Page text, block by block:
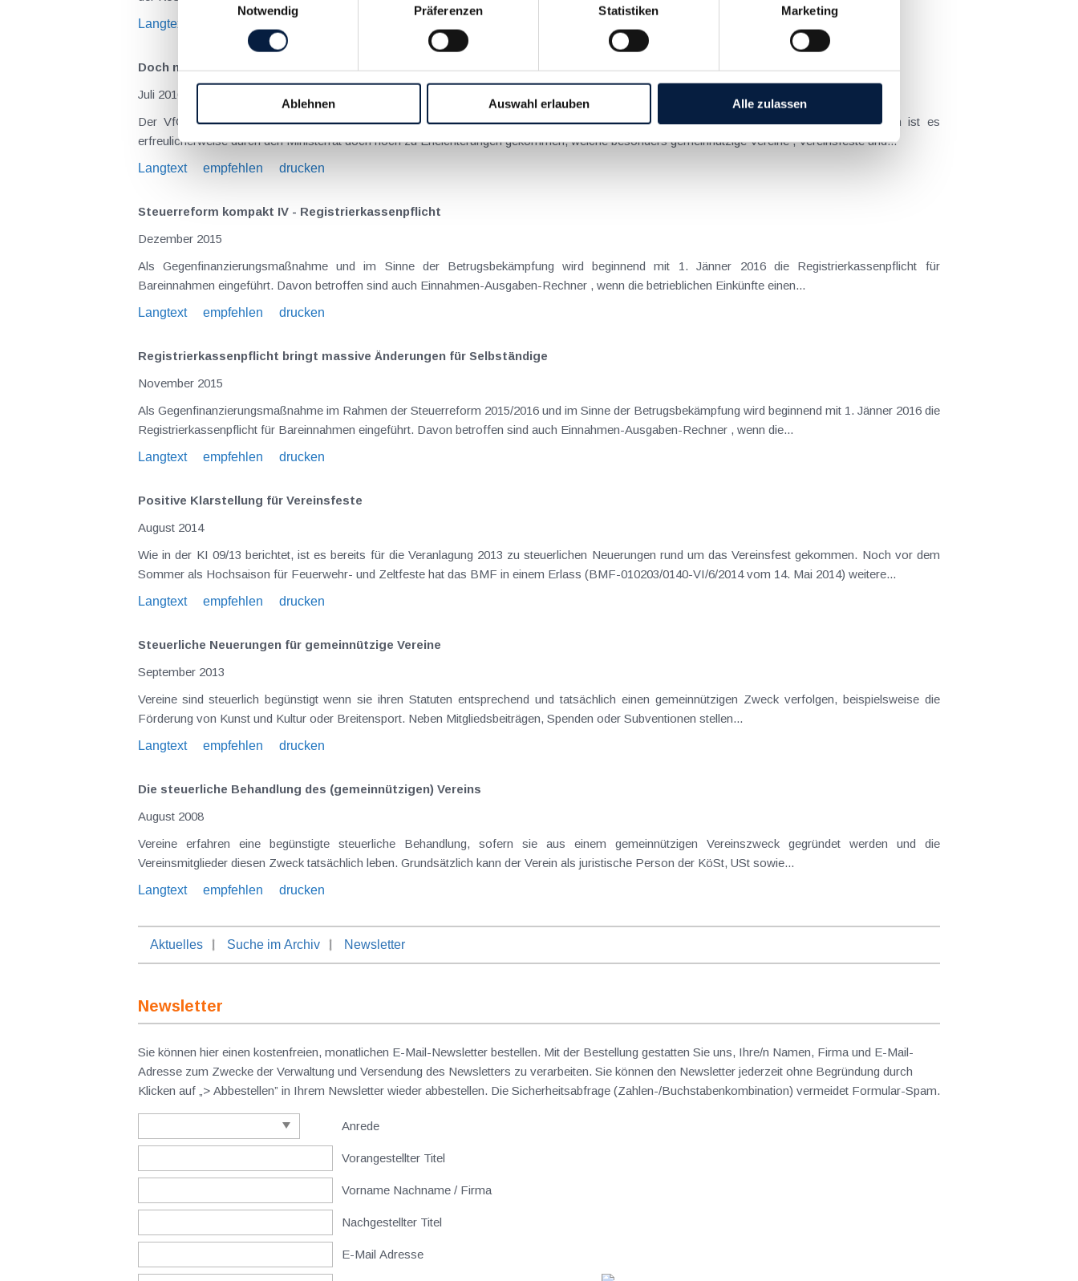
Notwendig
Präferenzen Statistiken Marketing
Ablehnen Auswahl erlauben Alle zulassen
Langtext
Doch noch Erleichterungen bei der Registrierkassenpflicht
Juli 2016
Der VfGH konnte in der durchaus umstrittenen Registrierkassenpflicht keine Verfassungswidrigkeit erkennen (siehe auch KI 04/16). Nun ist es
erfreulicherweise durch den Ministerrat doch noch zu Erleichterungen gekommen, welche besonders gemeinnützige Vereine , Vereinsfeste und...
Langtext
empfehlen drucken
Steuerreform kompakt IV - Registrierkassenpflicht
Dezember 2015
Als Gegenfinanzierungsmaßnahme und im Sinne der Betrugsbekämpfung wird beginnend mit 1. Jänner 2016 die Registrierkassenpflicht für
Bareinnahmen eingeführt. Davon betroffen sind auch Einnahmen-Ausgaben-Rechner , wenn die betrieblichen Einkünfte einen...
Langtext
empfehlen drucken
Registrierkassenpflicht bringt massive Änderungen für Selbständige
November 2015
Als Gegenfinanzierungsmaßnahme im Rahmen der Steuerreform 2015/2016 und im Sinne der Betrugsbekämpfung wird beginnend mit 1. Jänner 2016 die
Registrierkassenpflicht für Bareinnahmen eingeführt. Davon betroffen sind auch Einnahmen-Ausgaben-Rechner , wenn die...
Langtext
empfehlen drucken
Positive Klarstellung für Vereinsfeste
August 2014
Wie in der KI 09/13 berichtet, ist es bereits für die Veranlagung 2013 zu steuerlichen Neuerungen rund um das Vereinsfest gekommen. Noch vor dem
Sommer als Hochsaison für Feuerwehr- und Zeltfeste hat das BMF in einem Erlass (BMF-010203/0140-VI/6/2014 vom 14. Mai 2014) weitere...
Langtext
empfehlen drucken
Steuerliche Neuerungen für gemeinnützige Vereine
September 2013
Vereine sind steuerlich begünstigt wenn sie ihren Statuten entsprechend und tatsächlich einen gemeinnützigen Zweck verfolgen, beispielsweise die
Förderung von Kunst und Kultur oder Breitensport. Neben Mitgliedsbeiträgen, Spenden oder Subventionen stellen...
Langtext
empfehlen drucken
Die steuerliche Behandlung des (gemeinnützigen) Vereins
August 2008
Vereine erfahren eine begünstigte steuerliche Behandlung, sofern sie aus einem gemeinnützigen Vereinszweck gegründet werden und die
Vereinsmitglieder diesen Zweck tatsächlich leben. Grundsätzlich kann der Verein als juristische Person der KöSt, USt sowie...
Langtext
empfehlen drucken
Aktuelles Suche im Archiv Newsletter
Newsletter
Sie können hier einen kostenfreien, monatlichen E-Mail-Newsletter bestellen. Mit der Bestellung gestatten Sie uns, Ihre/n Namen, Firma und E-Mail-
Adresse zum Zwecke der Verwaltung und Versendung des Newsletters zu verarbeiten. Sie können den Newsletter jederzeit ohne Begründung durch
Klicken auf „> Abbestellen” in Ihrem Newsletter wieder abbestellen. Die Sicherheitsabfrage (Zahlen-/Buchstabenkombination) vermeidet Formular-Spam.
Anrede
Vorangestellter Titel
Vorname Nachname / Firma
Nachgestellter Titel
E-Mail Adresse